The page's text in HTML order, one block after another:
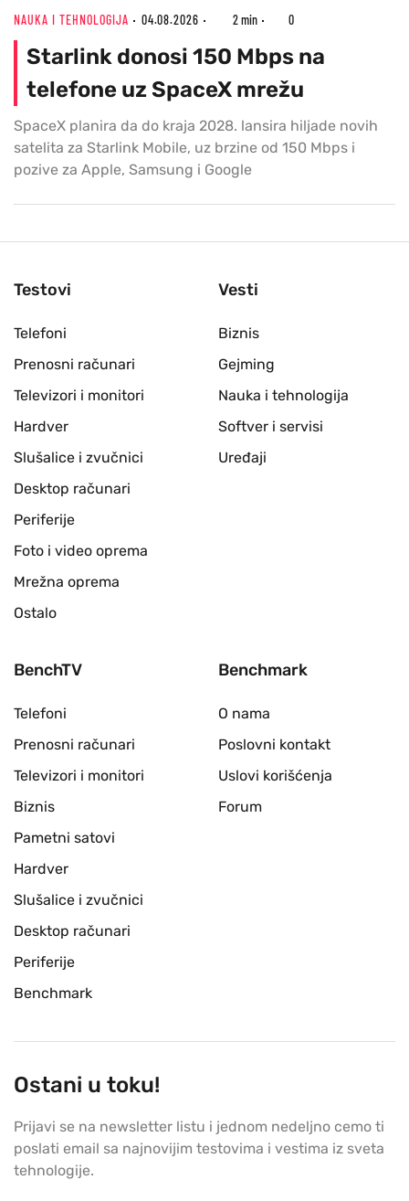
NAUKA I TEHNOLOGIJA 04.08.2026 2 min 0
Starlink donosi 150 Mbps na
telefone uz SpaceX mrežu
SpaceX planira da do kraja 2028. lansira hiljade novih
satelita za Starlink Mobile, uz brzine od 150 Mbps i
pozive za Apple, Samsung i Google
Testovi
Telefoni
Prenosni računari
Televizori i monitori
Hardver
Slušalice i zvučnici
Desktop računari
Periferije
Foto i video oprema
Mrežna oprema
Ostalo
Vesti
Biznis
Gejming
Nauka i tehnologija
Softver i servisi
Uređaji
BenchTV
Telefoni
Prenosni računari
Televizori i monitori
Biznis
Pametni satovi
Hardver
Slušalice i zvučnici
Desktop računari
Periferije
Benchmark
Benchmark
O nama
Poslovni kontakt
Uslovi korišćenja
Forum
Ostani u toku!
Prijavi se na newsletter listu i jednom nedeljno cemo ti
poslati email sa najnovijim testovima i vestima iz sveta
tehnologije.